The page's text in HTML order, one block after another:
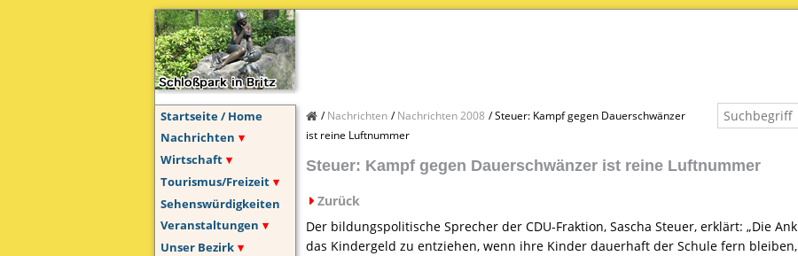
Startseite / Home
Nachrichten
Wirtschaft
Tourismus/Freizeit
Sehenswürdigkeiten
Veranstaltungen
Unser Bezirk
Nachrichten Nachrichten 2008
Steuer: Kampf gegen Dauerschwänzer
ist reine Luftnummer
Steuer: Kampf gegen Dauerschwänzer ist reine Luftnummer
Zurück
Der bildungspolitische Sprecher der CDU-Fraktion, Sascha Steuer, erklärt: „Die
das Kindergeld zu entziehen, wenn ihre Kinder dauerhaft der Schule fern